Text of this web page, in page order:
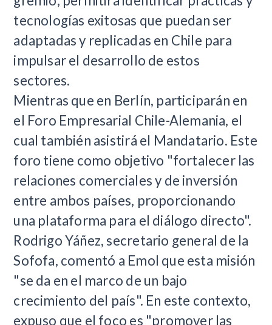
tecnologías exitosas que puedan ser
adaptadas y replicadas en Chile para
impulsar el desarrollo de estos
sectores.
Mientras que en Berlín, participarán en
el Foro Empresarial Chile-Alemania, el
cual también asistirá el Mandatario. Este
foro tiene como objetivo "fortalecer las
relaciones comerciales y de inversión
entre ambos países, proporcionando
una plataforma para el diálogo directo".
Rodrigo Yáñez, secretario general de la
Sofofa, comentó a Emol que esta misión
"se da en el marco de un bajo
crecimiento del país". En este contexto,
expuso que el foco es "promover las